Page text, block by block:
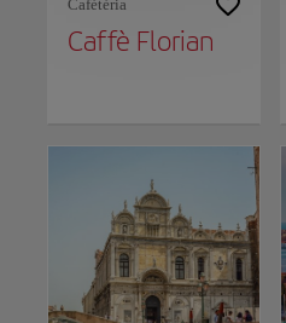
Cafétéria
Caffè Florian